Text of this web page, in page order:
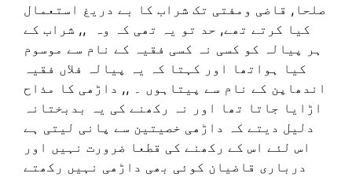
صلحا, قاضی ومفتی تک شراب کا بے دریغ استعمال
کیا کرتے تھے, حد تو یہ تھی کہ وہ ,, شراب کے
ہر پیالہ کو کسی نہ کسی فقیہ کے نام سے موسوم
کیا ہواتھا اور کہتا کہ یہ پیالہ فلاں فقیہ
اندھاپن کے نام سے پیتاہوں ۔ ,, داڑھی کا مذاح
اڑایا جاتا تھا اور نہ رکھنے کی یہ بدبختانہ
دلیل دیتے کہ داڑھی خصیتین سے پانی لیتی ہے
اس لئے اس کے رکھنے کی قطعا ضرورت نہیں اور
درباری قاضیان کوئی بھی داڑھی نہیں رکھتے